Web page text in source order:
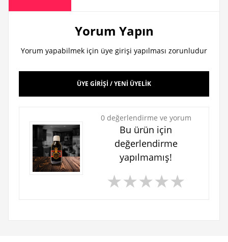
Yorum Yapın
Yorum yapabilmek için üye girişi yapılması zorunludur
ÜYE GİRİŞİ / YENİ ÜYELİK
0 değerlendirme ve yorum
Bu ürün için
değerlendirme
yapılmamış!
★★★★★